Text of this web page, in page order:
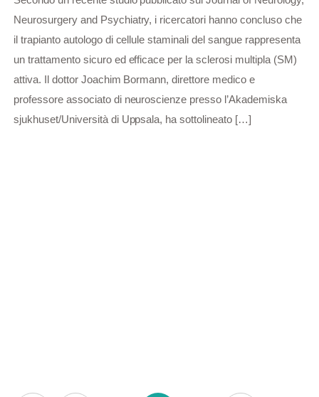
Neurosurgery and Psychiatry, i ricercatori hanno concluso che
il trapianto autologo di cellule staminali del sangue rappresenta
un trattamento sicuro ed efficace per la sclerosi multipla (SM)
attiva. Il dottor Joachim Bormann, direttore medico e
professore associato di neuroscienze presso l’Akademiska
sjukhuset/Università di Uppsala, ha sottolineato […]